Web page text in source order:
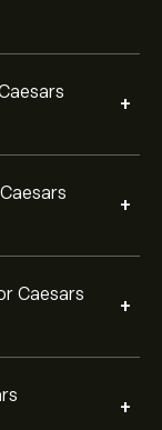
+
+
Caesars
+
+
voor CZR